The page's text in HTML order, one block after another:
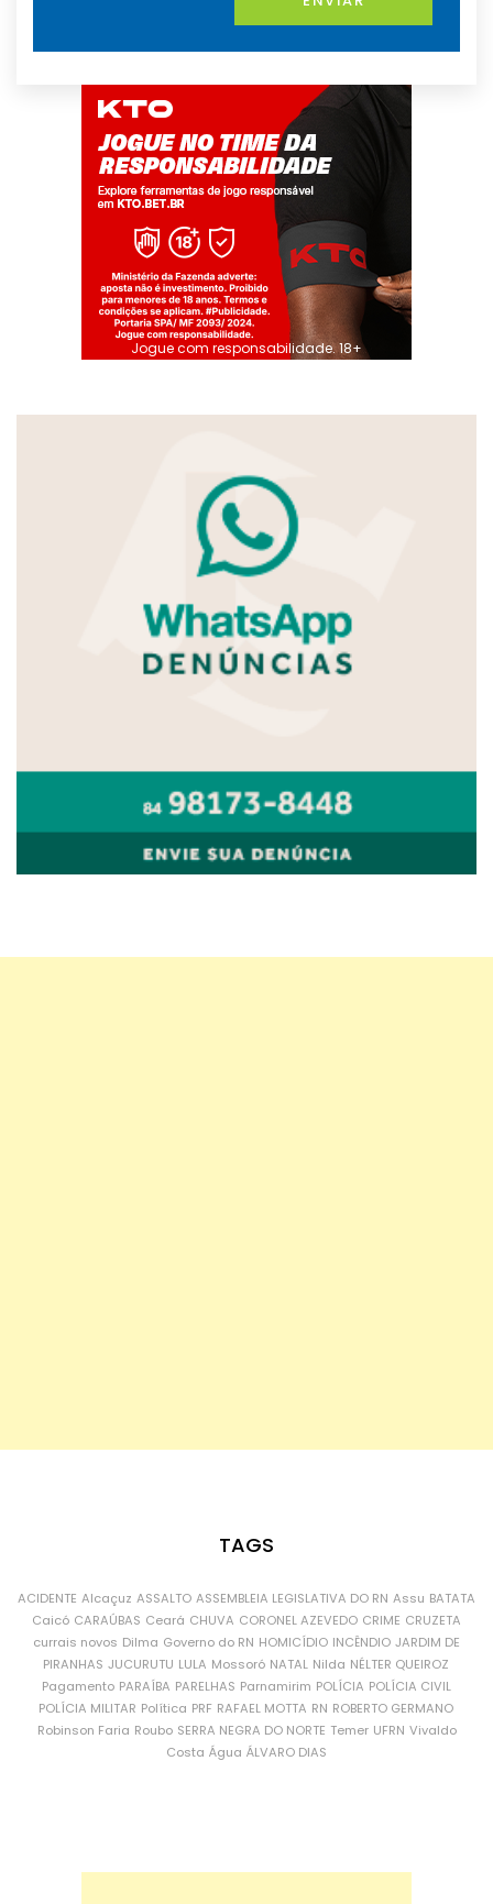
Jogue com responsabilidade. 18+
TAGS
ACIDENTE Alcaçuz ASSALTO ASSEMBLEIA LEGISLATIVA DO RN Assu BATATA
Caicó CARAÚBAS Ceará CHUVA CORONEL AZEVEDO CRIME CRUZETA
currais novos Dilma Governo do RN HOMICÍDIO INCÊNDIO JARDIM DE
PIRANHAS JUCURUTU LULA Mossoró NATAL Nilda NÉLTER QUEIROZ
Pagamento PARAÍBA PARELHAS Parnamirim POLÍCIA POLÍCIA CIVIL
POLÍCIA MILITAR Política PRF RAFAEL MOTTA RN ROBERTO GERMANO
Robinson Faria Roubo SERRA NEGRA DO NORTE Temer UFRN Vivaldo
Costa Água ÁLVARO DIAS